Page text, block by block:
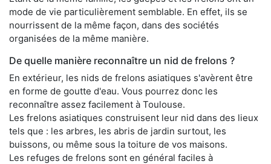
mode de vie particulièrement semblable. En effet, ils se
nourrissent de la même façon, dans des sociétés
organisées de la même manière.
De quelle manière reconnaître un nid de frelons ?
En extérieur, les nids de frelons asiatiques s'avèrent être
en forme de goutte d'eau. Vous pourrez donc les
reconnaître assez facilement à Toulouse.
Les frelons asiatiques construisent leur nid dans des lieux
tels que : les arbres, les abris de jardin surtout, les
buissons, ou même sous la toiture de vos maisons.
Les refuges de frelons sont en général faciles à